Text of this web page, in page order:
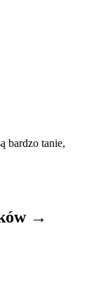
bardzo tanie,
→